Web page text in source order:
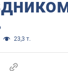
23,3 т.